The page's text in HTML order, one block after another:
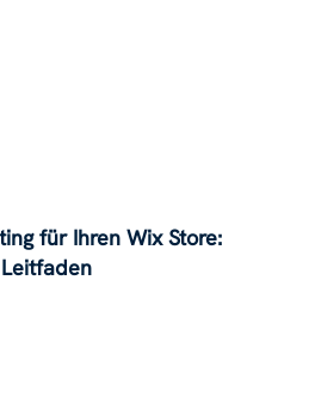
für Ihren Wix Store: